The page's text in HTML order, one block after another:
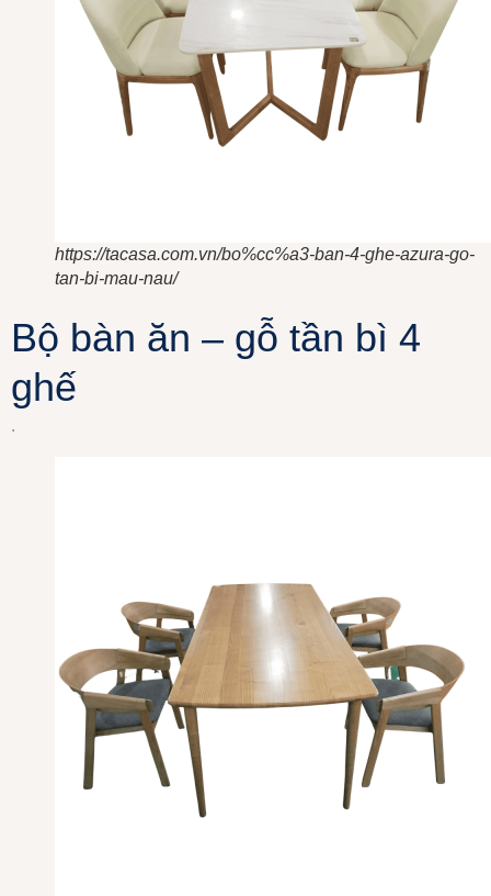
https://tacasa.com.vn/bo%cc%a3-ban-4-ghe-azura-go-
tan-bi-mau-nau/
Bộ bàn ăn – gỗ tần bì 4
ghế
.